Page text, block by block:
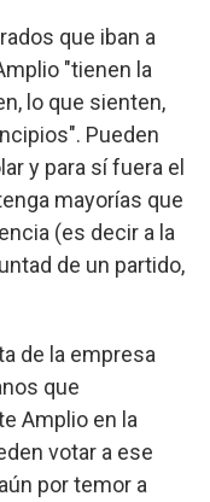
que iban a
"tienen la
lo que sienten,
Pueden
y para sí fuera el
mayorías que
(es decir a la
de un partido,
de la empresa
que
Amplio en la
votar a ese
por temor a